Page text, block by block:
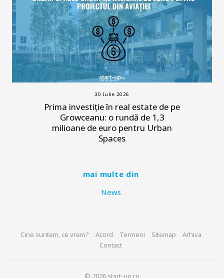
30 Iulie 2026
Prima investiție în real estate de pe
Growceanu: o rundă de 1,3
milioane de euro pentru Urban
Spaces
mai multe din
News
Cine suntem, ce vrem? Acord Termeni Sitemap
Arhiva
Contact
© 2026 start-up.ro